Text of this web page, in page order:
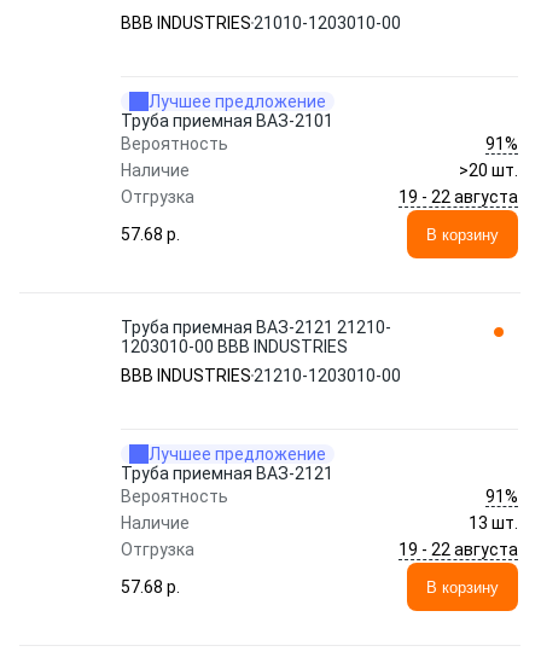
BBB INDUSTRIES 21010-1203010-00
Лучшее предложение
Труба приемная ВАЗ-2101
Вероятность
91%
Наличие
>20 шт.
Отгрузка
19 - 22 августа
57.68 p.
В корзину
Труба приемная ВАЗ-2121 21210-
1203010-00 BBB INDUSTRIES
BBB INDUSTRIES 21210-1203010-00
Лучшее предложение
Труба приемная ВАЗ-2121
Вероятность
91%
Наличие
13 шт.
Отгрузка
19 - 22 августа
57.68 p.
В корзину